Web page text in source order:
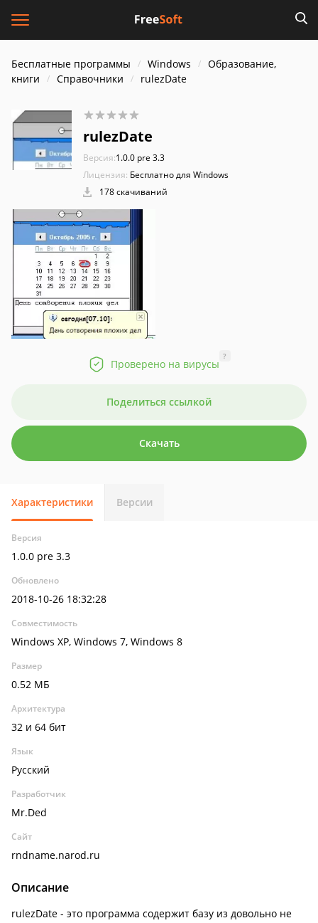
Бесплатные программы Windows
Образование,
книги
Справочники rulezDate
rulezDate
Версия:1.0.0 pre 3.3
Лицензия: Бесплатно для Windows
178 скачиваний
Проверено на вирусы
?
Поделиться ссылкой
Скачать
Характеристики Версии
Версия
1.0.0 pre 3.3
Обновлено
2018-10-26 18:32:28
Совместимость
Windows XP, Windows 7, Windows 8
Размер
0.52 МБ
Архитектура
32 и 64 бит
Язык
Русский
Разработчик
Mr.Ded
Сайт
rndname.narod.ru
Описание
rulezDate - это программа содержит базу из довольно не